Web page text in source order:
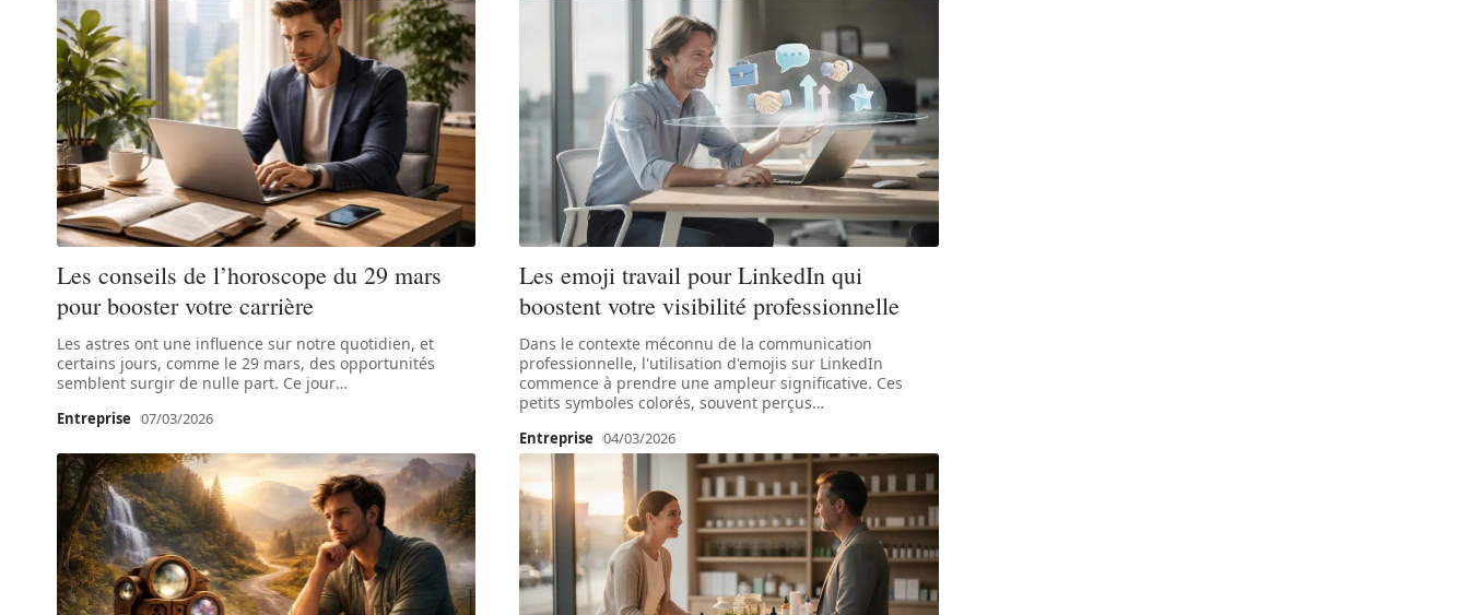
Les conseils de l’horoscope du 29 mars
pour booster votre carrière
Les astres ont une influence sur notre quotidien, et
certains jours, comme le 29 mars, des opportunités
semblent surgir de nulle part. Ce jour…
Entreprise 07/03/2026
Les emoji travail pour LinkedIn qui
boostent votre visibilité professionnelle
Dans le contexte méconnu de la communication
professionnelle, l'utilisation d'emojis sur LinkedIn
commence à prendre une ampleur significative. Ces
petits symboles colorés, souvent perçus…
Entreprise 04/03/2026